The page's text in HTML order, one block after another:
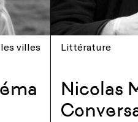
villes Littérature
Nicolas